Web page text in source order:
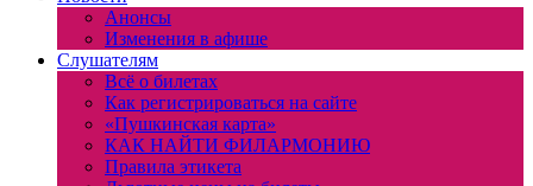
Анонсы
Изменения в афише
Слушателям
Всё о билетах
Как регистрироваться на сайте
«Пушкинская карта»
КАК НАЙТИ ФИЛАРМОНИЮ
Правила этикета